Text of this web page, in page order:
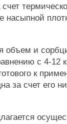
насыпной
объем и
с 4-12
к
за счет его